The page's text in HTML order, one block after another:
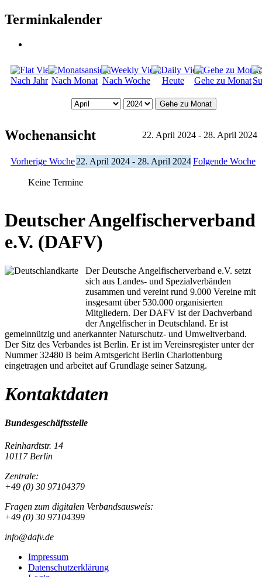
Terminkalender
Nach Jahr Nach Monat Nach Woche Heute Gehe zu Monat
Gehe zu Monat
Wochenansicht 22. April 2024 - 28. April 2024
Vorherige Woche22. April 2024 - 28. April 2024Folgende Woche
Keine Termine
Deutscher Angelfischerverband
e.V. (DAFV)
Der Deutsche Angelfischerverband e.V. setzt
sich aus Landes- und Spezialverbänden
zusammen und vereint rund 9.000 Vereine mit
insgesamt über 530.000 organisierten
Mitgliedern. Der DAFV ist der Dachverband
der Angelfischer in Deutschland. Er ist
gemeinnützig und anerkannter Naturschutz- und Umweltverband.
Der Sitz des Verbandes ist Berlin. Er ist im Vereinsregister unter der
Nummer 32480 B beim Amtsgericht Berlin Charlottenburg
eingetragen und arbeitet auf Grundlage seiner Satzung.
Kontaktdaten
Bundesgeschäftsstelle
Reinhardtstr. 14
10117 Berlin
Zentrale:
+49 (0) 30 97104379
Fragen zum digitalen Verbandsausweis:
+49 (0) 30 97104399
info@dafv.de
Impressum
Datenschutzerklärung